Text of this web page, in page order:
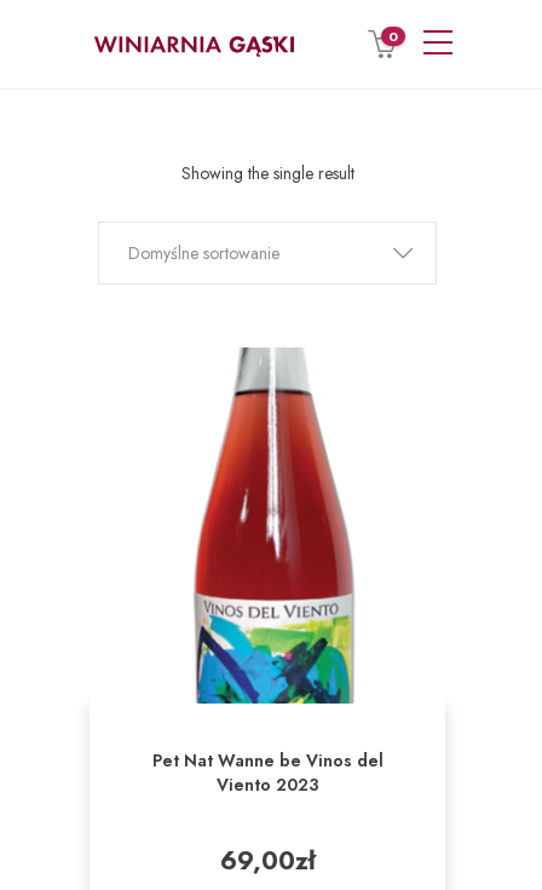
0
Showing the single result
Domyślne sortowanie
Pet Nat Wanne be Vinos del
Viento 2023
69,00zł